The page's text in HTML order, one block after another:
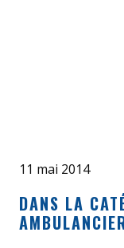
11 mai 2014
DANS LA